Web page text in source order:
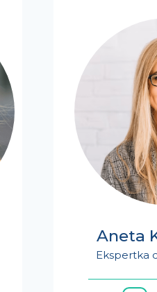
Aneta
Ekspertka